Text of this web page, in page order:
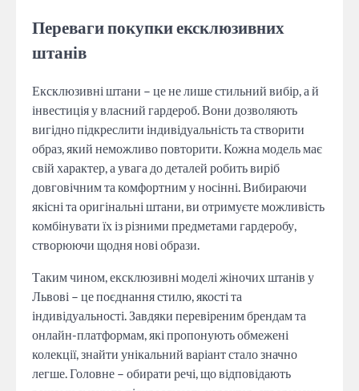
Переваги покупки ексклюзивних
штанів
Ексклюзивні штани – це не лише стильний вибір, а й
інвестиція у власний гардероб. Вони дозволяють
вигідно підкреслити індивідуальність та створити
образ, який неможливо повторити. Кожна модель має
свій характер, а увага до деталей робить виріб
довговічним та комфортним у носінні. Вибираючи
якісні та оригінальні штани, ви отримуєте можливість
комбінувати їх із різними предметами гардеробу,
створюючи щодня нові образи.
Таким чином, ексклюзивні моделі жіночих штанів у
Львові – це поєднання стилю, якості та
індивідуальності. Завдяки перевіреним брендам та
онлайн-платформам, які пропонують обмежені
колекції, знайти унікальний варіант стало значно
легше. Головне – обирати речі, що відповідають